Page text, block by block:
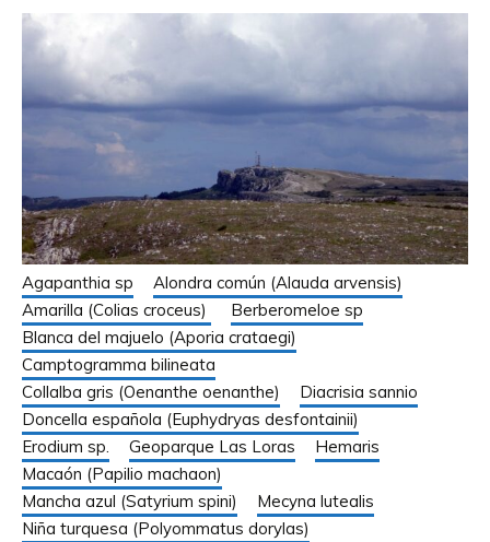
Agapanthia sp
Alondra común (Alauda arvensis)
Amarilla (Colias croceus)
Berberomeloe sp
Blanca del majuelo (Aporia crataegi)
Camptogramma bilineata
Collalba gris (Oenanthe oenanthe)
Diacrisia sannio
Doncella española (Euphydryas desfontainii)
Erodium sp.
Geoparque Las Loras
Hemaris
Macaón (Papilio machaon)
Mancha azul (Satyrium spini)
Mecyna lutealis
Niña turquesa (Polyommatus dorylas)